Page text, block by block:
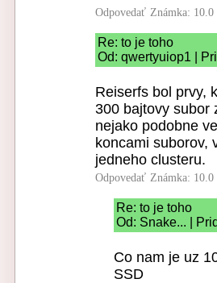
Odpovedať Známka: 10.0
Re: to je toho
Od: qwertyuiop1 |
Reiserfs bol prvy,
300 bajtovy subor
nejako podobne
koncami suborov,
jedneho clusteru.
Odpovedať Známka: 10.0
Re: to je toho
Od: Snake... |
Co nam je uz
SSD